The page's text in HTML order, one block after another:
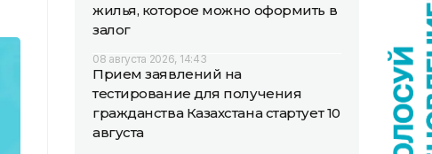
жилья, которое можно оформить в
залог
08 августа 2026, 14:43
Прием заявлений на
тестирование для получения
гражданства Казахстана стартует 10
августа